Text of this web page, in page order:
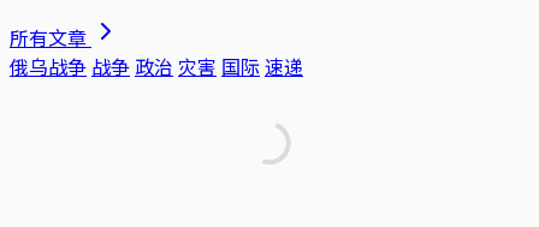
所有文章
俄乌战争 战争 政治 灾害 国际速递